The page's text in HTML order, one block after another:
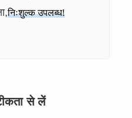
निःशुल्क उपलब्ध!
से लें